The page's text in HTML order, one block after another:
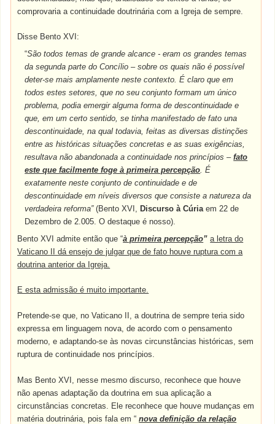
comprovaria a continuidade doutrinária com a Igreja de sempre.
Disse Bento XVI:
“São todos temas de grande alcance - eram os grandes temas
da segunda parte do Concílio – sobre os quais não é possível
deter-se mais amplamente neste contexto. É claro que em
todos estes setores, que no seu conjunto formam um único
problema, podia emergir alguma forma de descontinuidade e
que, em um certo sentido, se tinha manifestado de fato una
descontinuidade, na qual todavia, feitas as diversas distinções
entre as históricas situações concretas e as suas exigências,
resultava não abandonada a continuidade nos princípios –fato
este que facilmente foge à primeira percepção. É
exatamente neste conjunto de continuidade e de
descontinuidade em níveis diversos que consiste a natureza da
verdadeira reforma”(Bento XVI, Discurso à Cúriaem 22 de
Dezembro de 2.005. O destaque é nosso).
Bento XVI admite então que “à primeira percepção” a letra do
Vaticano II dá ensejo de julgar que de fato houve ruptura com a
doutrina anterior da Igreja.
E esta admissão é muito importante.
Pretende-se que, no Vaticano II, a doutrina de sempre teria sido
expressa em linguagem nova, de acordo com o pensamento
moderno, e adaptando-se às novas circunstâncias históricas, sem
ruptura de continuidade nos princípios.
Mas Bento XVI, nesse mesmo discurso, reconhece que houve
não apenas adaptação da doutrina em sua aplicação a
circunstâncias concretas. Ele reconhece que houve mudanças em
matéria doutrinária, pois fala em “ nova definição da relação